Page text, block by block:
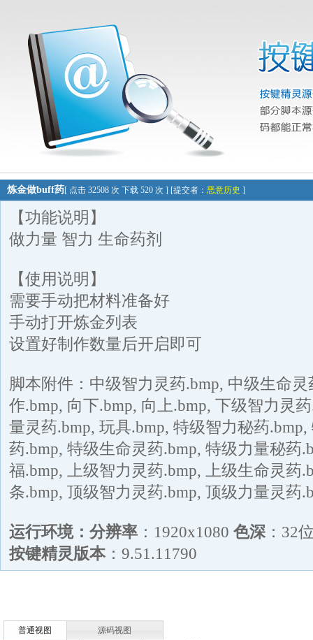
炼金做buff药[ 点击 32508 次 下载 520 次 ] [提交者： 恶意历史 ]
【功能说明】
做力量 智力 生命药剂
【使用说明】
需要手动把材料准备好
手动打开炼金列表
设置好制作数量后开启即可
脚本附件：中级智力灵药.bmp, 中级生命
作.bmp, 向下.bmp, 向上.bmp, 下级智力灵
量灵药.bmp, 玩具.bmp, 特级智力秘药
药.bmp, 特级生命灵药.bmp, 特级力量秘药
福.bmp, 上级智力灵药.bmp, 上级生命灵药
条.bmp, 顶级智力灵药.bmp, 顶级力量灵药
运行环境： 分辨率 ：1920x1080 色深 ：32
按键精灵版本：9.51.11790
普通视图 源码视图